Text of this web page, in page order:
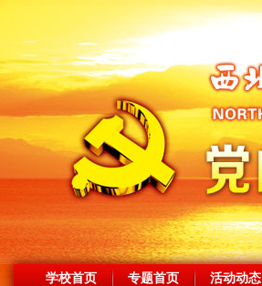
学校首页 专题首页 活动动态